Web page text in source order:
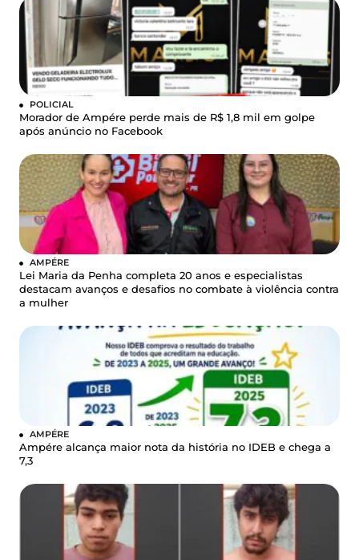
POLICIAL
Morador de Ampére perde mais de R$ 1,8 mil em golpe
após anúncio no Facebook
AMPÉRE
Lei Maria da Penha completa 20 anos e especialistas
destacam avanços e desafios no combate à violência contra
a mulher
AMPÉRE
Ampére alcança maior nota da história no IDEB e chega a
7,3